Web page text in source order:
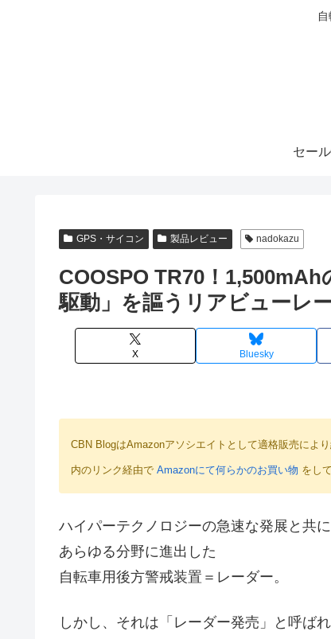
セー
GPS・サイコン 製品レビュー nadokazu
COOSPO TR70！
駆動」を謳うリアビューレ
X Bluesky
CBN BlogはAmazonアソシエイトとして適格販売によ
内のリンク経由で Amazonにて何らかのお買い物 をし
ハイパーテクノロジーの急速な発展と共に
あらゆる分野に進出した
自転車用後方警戒装置＝レーダー。
しかし、それは「レーダー発売」と呼ば